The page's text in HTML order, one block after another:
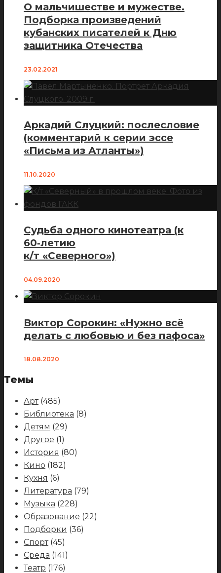
О мальчишестве и мужестве.
Подборка произведений
кубанских писателей к Дню
защитника Отечества
23.02.2021
Аркадий Слуцкий: послесловие
(комментарий к серии эссе
«Письма из Атланты»)
11.10.2020
Судьба одного кинотеатра (к
60‑летию
к/т «Северного»)
04.09.2020
Виктор Сорокин: «Нужно всё
делать с любовью и без пафоса»
18.08.2020
Темы
Арт(485)
Библиотека (8)
Детям (29)
Другое (1)
История (80)
Кино (182)
Кухня (6)
Литература (79)
Музыка (228)
Образование (22)
Подборки (36)
Спорт(45)
Среда (141)
Театр (176)